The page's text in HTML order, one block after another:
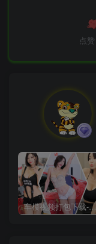
点赞
车模视频打包下载-高清无水印版